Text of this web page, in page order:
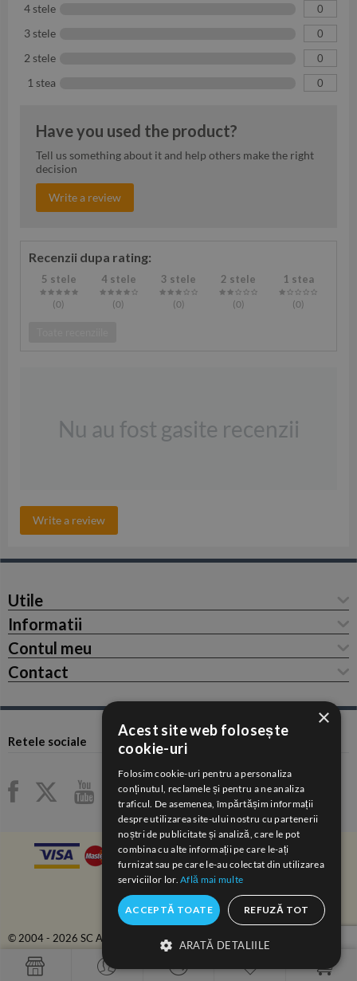
4 stele 0
3 stele 0
2 stele 0
1 stea 0
Have you used the product?
Tell us something about it and help others make the right
decision
Write a review
Recenzii dupa rating:
5 stele
(0)
4 stele
(0)
3 stele
(0)
2 stele
(0)
1 stea
(0)
Nu au fost gasite recenzii
Write a review
Utile
Informatii
Contul meu
Contact
Retele sociale
© 2004 - 2026 SC ANAIDA COM-SERV SRL.
×
Acest site web folosește
cookie-uri
Folosim cookie-uri pentru a personaliza
conținutul, reclamele și pentru a ne analiza
traficul. De asemenea, împărtășim informații
despre utilizarea site-ului nostru cu partenerii
noștri de publicitate și analiză, care le pot
combina cu alte informații pe care le-ați
furnizat sau pe care le-au colectat din utilizarea
serviciilor lor.Află mai multe
ACCEPTĂ TOATE REFUZĂ TOT
ARATĂ DETALIILE